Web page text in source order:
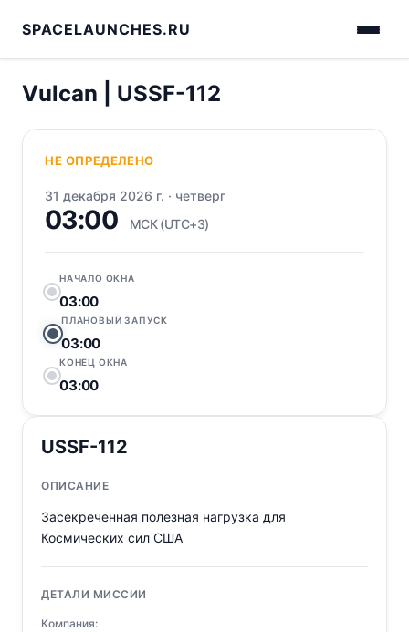
SPACELAUNCHES.RU
Vulcan | USSF-112
НЕ ОПРЕДЕЛЕНО
31 декабря 2026 г. · четверг
03:00 МСК (UTC+3)
НАЧАЛО ОКНА
03:00
ПЛАНОВЫЙ ЗАПУСК
03:00
КОНЕЦ ОКНА
03:00
USSF-112
ОПИСАНИЕ
Засекреченная полезная нагрузка для
Космических сил США
ДЕТАЛИ МИССИИ
Компания: